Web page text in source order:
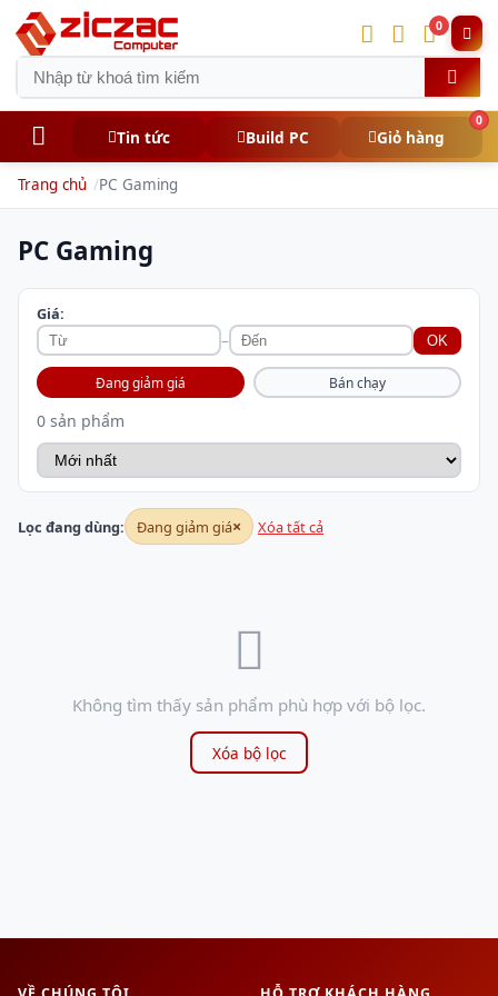
0
Tin tức Build PC Giỏ hàng
0
Trang chủ PC Gaming
PC Gaming
Giá:
– OK
Đang giảm giá Bán chạy
0 sản phẩm
Lọc đang dùng: Đang giảm giá× Xóa tất cả
Không tìm thấy sản phẩm phù hợp với bộ lọc.
Xóa bộ lọc